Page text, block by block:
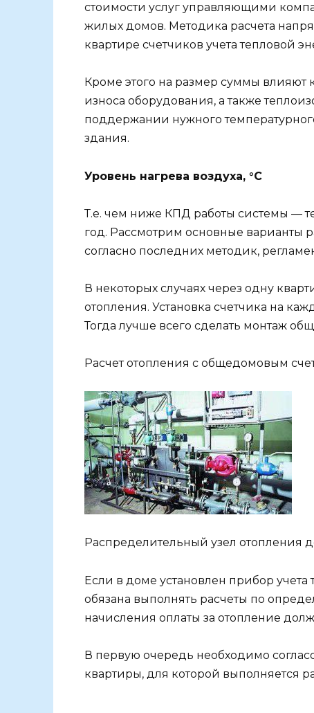
стоимости услуг управляющими
жилых домов. Методика расчета
квартире счетчиков учета тепловой
Кроме этого на размер суммы влияют
износа оборудования, а также
поддержании нужного
здания.
Уровень нагрева воздуха, °С
Т.е. чем ниже КПД работы системы —
год. Рассмотрим основные варианты
согласно последних методик,
В некоторых случаях через одну
отопления. Установка счетчика на
Тогда лучше всего сделать монтаж
Расчет отопления с общедомовым
Распределительный узел отопления
Если в доме установлен прибор
обязана выполнять расчеты по
начисления оплаты за отопление
В первую очередь необходимо
квартиры, для которой выполняется